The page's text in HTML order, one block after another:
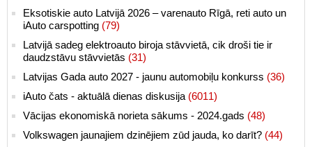
Eksotiskie auto Latvijā 2026 – varenauto Rīgā, reti auto un
iAuto carspotting (79)
Latvijā sadeg elektroauto biroja stāvvietā, cik droši tie ir
daudzstāvu stāvvietās (31)
Latvijas Gada auto 2027 - jaunu automobiļu konkurss (36)
iAuto čats - aktuālā dienas diskusija (6011)
Vācijas ekonomiskā norieta sākums - 2024.gads (48)
Volkswagen jaunajiem dzinējiem zūd jauda, ko darīt? (44)